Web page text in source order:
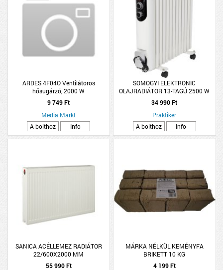
ARDES 4F04O Ventilátoros
hősugárzó, 2000 W
9 749 Ft
Media Markt
A bolthoz
Info
SOMOGYI ELEKTRONIC
OLAJRADIÁTOR 13-TAGÚ 2500 W
FKOS 13 M
34 990 Ft
Praktiker
A bolthoz
Info
SANICA ACÉLLEMEZ RADIÁTOR
22/600X2000 MM
55 990 Ft
MÁRKA NÉLKÜL KEMÉNYFA
BRIKETT 10 KG
4 199 Ft